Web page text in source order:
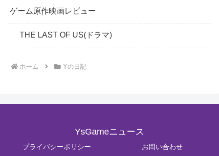
ゲーム原作映画レビュー
THE LAST OF US(ドラマ)
ホーム Yの日記
YsGameニュース
プライバシーポリシー お問い合わせ